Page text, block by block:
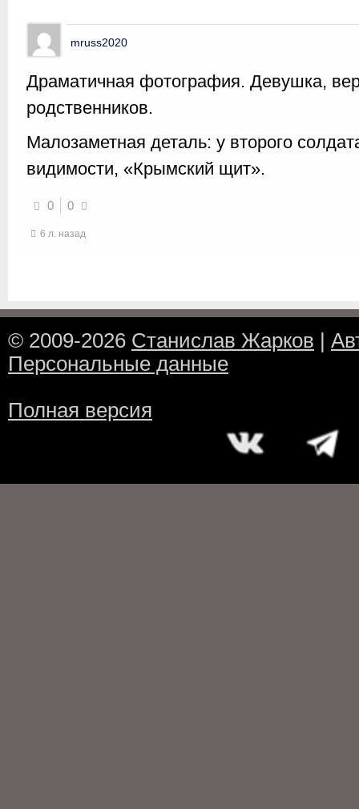
mruss2020
Драматичная фотография. Девушка,
родственников.
Малозаметная деталь: у второго
видимости, «Крымский щит».
0 0
6 л. назад
© 2009-2026 Станислав Жарков
Персональные данные
Полная версия